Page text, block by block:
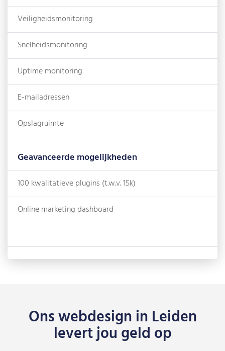
Veiligheidsmonitoring
Snelheidsmonitoring
Uptime monitoring
E-mailadressen
Opslagruimte
Geavanceerde mogelijkheden
100 kwalitatieve plugins (t.w.v. 15k)
Online marketing dashboard
Ons webdesign in Leiden
levert jou geld op